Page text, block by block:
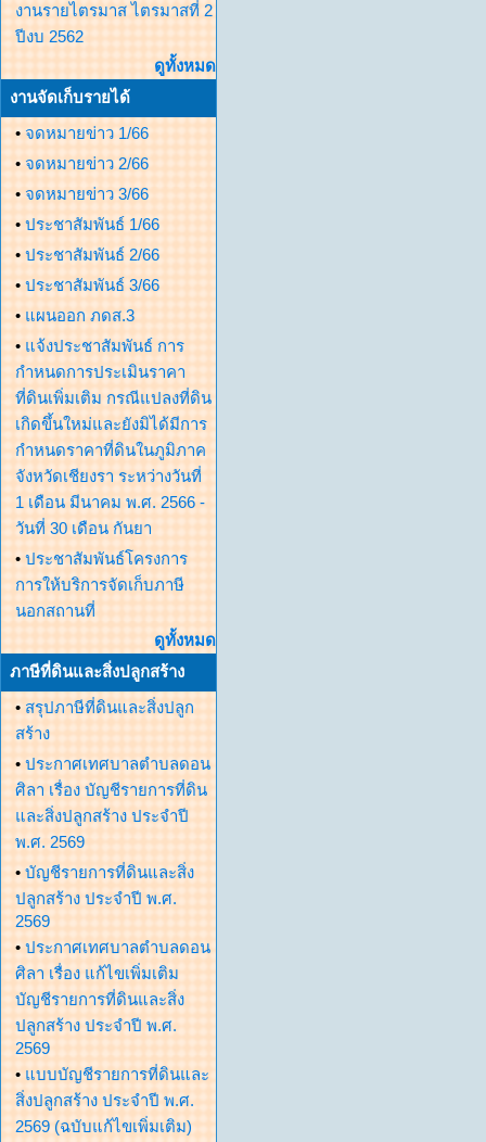
งานรายไตรมาส ไตรมาสที่ 2
ปีงบ 2562
ดูทั้งหมด
งานจัดเก็บรายได้
• จดหมายข่าว 1/66
• จดหมายข่าว 2/66
• จดหมายข่าว 3/66
• ประชาสัมพันธ์ 1/66
• ประชาสัมพันธ์ 2/66
• ประชาสัมพันธ์ 3/66
• แผนออก ภดส.3
• แจ้งประชาสัมพันธ์ การ
กำหนดการประเมินราคา
ที่ดินเพิ่มเติม กรณีแปลงที่ดิน
เกิดขึ้นใหม่และยังมิได้มีการ
กำหนดราคาที่ดินในภูมิภาค
จังหวัดเชียงรา ระหว่างวันที่
1 เดือน มีนาคม พ.ศ. 2566 -
วันที่ 30 เดือน กันยา
• ประชาสัมพันธ์โครงการ
การให้บริการจัดเก็บภาษี
นอกสถานที่
ดูทั้งหมด
ภาษีที่ดินและสิ่งปลูกสร้าง
• สรุปภาษีที่ดินและสิ่งปลูก
สร้าง
• ประกาศเทศบาลตำบลดอน
ศิลา เรื่อง บัญชีรายการที่ดิน
และสิ่งปลูกสร้าง ประจำปี
พ.ศ. 2569
• บัญชีรายการที่ดินและสิ่ง
ปลูกสร้าง ประจำปี พ.ศ.
2569
• ประกาศเทศบาลตำบลดอน
ศิลา เรื่อง แก้ไขเพิ่มเติม
บัญชีรายการที่ดินและสิ่ง
ปลูกสร้าง ประจำปี พ.ศ.
2569
• แบบบัญชีรายการที่ดินและ
สิ่งปลูกสร้าง ประจำปี พ.ศ.
2569 (ฉบับแก้ไขเพิ่มเติม)